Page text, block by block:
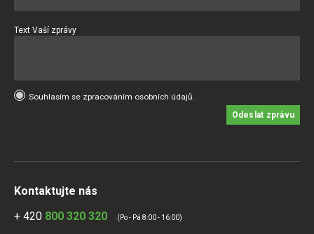
Text Vaší zprávy
Souhlasím se zpracováním osobních údajů.
Odeslat zprávu
Kontaktujte nás
+ 420 800 320 320 (Po - Pá 8:00 - 16:00)